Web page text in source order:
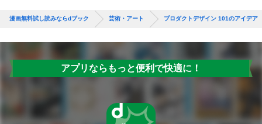
漫画無料試し読みならdブック 芸術・アート プロダクトデザイン 101のアイデア
アプリならもっと便利で快適に！